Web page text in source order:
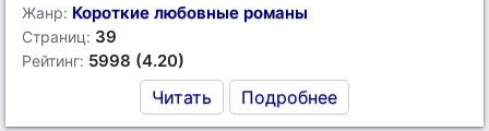
Жанр: Короткие любовные романы
Страниц: 39
Рейтинг: 5998 (4.20)
Читать Подробнее